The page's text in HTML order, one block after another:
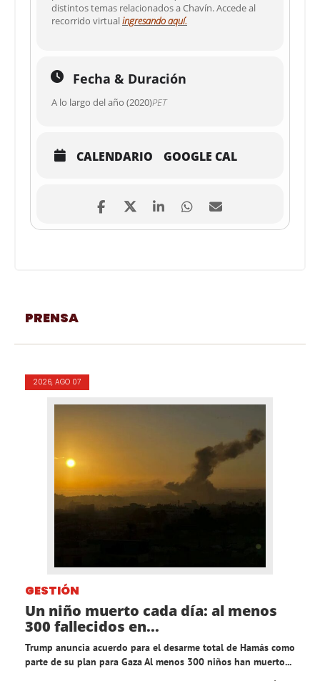
distintos temas relacionados a Chavín. Accede al
recorrido virtualingresando aquí.
Fecha & Duración
A lo largo del año (2020)PET
CALENDARIO GOOGLE CAL
PRENSA
2026, AGO 07
GESTIÓN
Un niño muerto cada día: al menos
300 fallecidos en...
Trump anuncia acuerdo para el desarme total de Hamás como
parte de su plan para Gaza Al menos 300 niños han muerto...